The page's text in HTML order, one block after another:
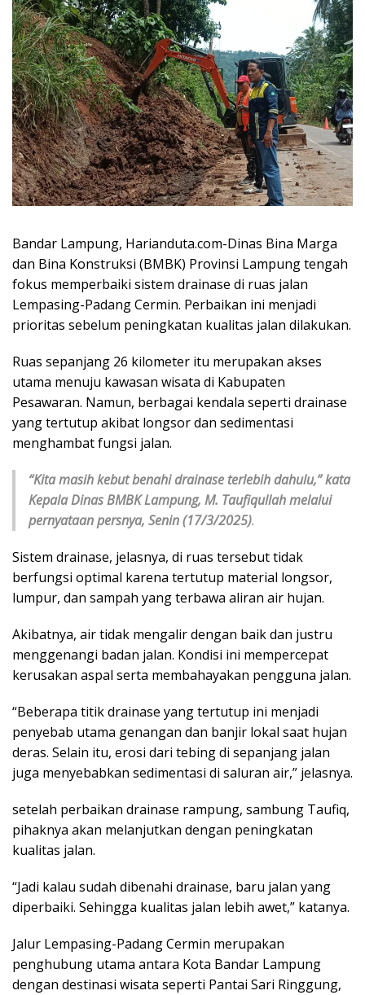
Bandar Lampung, Harianduta.com-Dinas Bina Marga
dan Bina Konstruksi (BMBK) Provinsi Lampung tengah
fokus memperbaiki sistem drainase di ruas jalan
Lempasing-Padang Cermin. Perbaikan ini menjadi
prioritas sebelum peningkatan kualitas jalan dilakukan.
Ruas sepanjang 26 kilometer itu merupakan akses
utama menuju kawasan wisata di Kabupaten
Pesawaran. Namun, berbagai kendala seperti drainase
yang tertutup akibat longsor dan sedimentasi
menghambat fungsi jalan.
“Kita masih kebut benahi drainase terlebih dahulu,” kata
Kepala Dinas BMBK Lampung, M. Taufiqullah melalui
pernyataan persnya, Senin (17/3/2025).
Sistem drainase, jelasnya, di ruas tersebut tidak
berfungsi optimal karena tertutup material longsor,
lumpur, dan sampah yang terbawa aliran air hujan.
Akibatnya, air tidak mengalir dengan baik dan justru
menggenangi badan jalan. Kondisi ini mempercepat
kerusakan aspal serta membahayakan pengguna jalan.
“Beberapa titik drainase yang tertutup ini menjadi
penyebab utama genangan dan banjir lokal saat hujan
deras. Selain itu, erosi dari tebing di sepanjang jalan
juga menyebabkan sedimentasi di saluran air,” jelasnya.
setelah perbaikan drainase rampung, sambung Taufiq,
pihaknya akan melanjutkan dengan peningkatan
kualitas jalan.
“Jadi kalau sudah dibenahi drainase, baru jalan yang
diperbaiki. Sehingga kualitas jalan lebih awet,” katanya.
Jalur Lempasing-Padang Cermin merupakan
penghubung utama antara Kota Bandar Lampung
dengan destinasi wisata seperti Pantai Sari Ringgung,